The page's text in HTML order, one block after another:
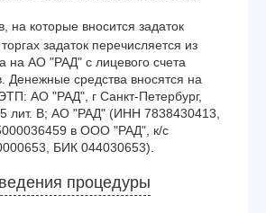
на которые вносится задаток
задаток перечисляется из
на АО "РАД" с лицевого счета
Денежные средства вносятся на
АО "РАД", г Санкт-Петербург,
лит. В; АО "РАД" (ИНН 7838430413,
в ООО "РАД", к/с
БИК 044030653).
процедуры